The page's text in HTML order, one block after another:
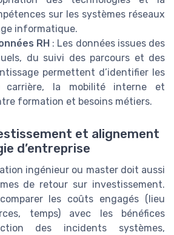
sur les systèmes réseaux
informatique.
RH: Les données issues des
du suivi des parcours et des
permettent d’identifier les
carrière, la mobilité interne et
formation et besoins métiers.
et alignement
d’entreprise
ingénieur ou master doit aussi
de retour sur investissement.
les coûts engagés (lieu
temps) avec les bénéfices
des incidents systèmes,